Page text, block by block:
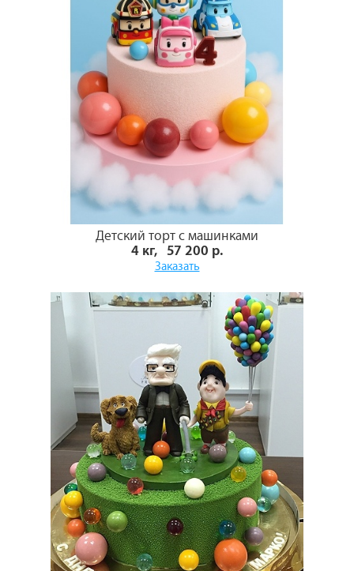
Детский торт с машинками
4 кг, 57 200 р.
Заказать